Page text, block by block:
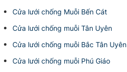
Cửa lưới chống Muỗi Bến Cát
Cửa lưới chống muỗi Tân Uyên
Cửa lưới chống muỗi Bắc Tân Uyên
Cửa lưới chống muỗi Phú Giáo